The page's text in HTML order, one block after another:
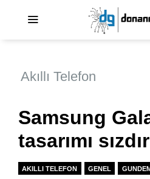
Akıllı Telefon
Samsung
tasarımı
AKILLI TELEFON GENEL